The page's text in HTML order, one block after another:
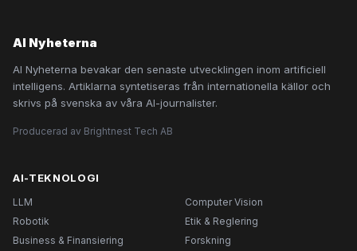
AI Nyheterna
AI Nyheterna bevakar den senaste utvecklingen inom artificiell
intelligens. Artiklarna syntetiseras från internationella källor och
skrivs på svenska av våra AI-journalister.
Producerad av Brightnest Tech AB
AI-TEKNOLOGI
LLM
Computer Vision
Robotik
Etik & Reglering
Business & Finansiering
Forskning